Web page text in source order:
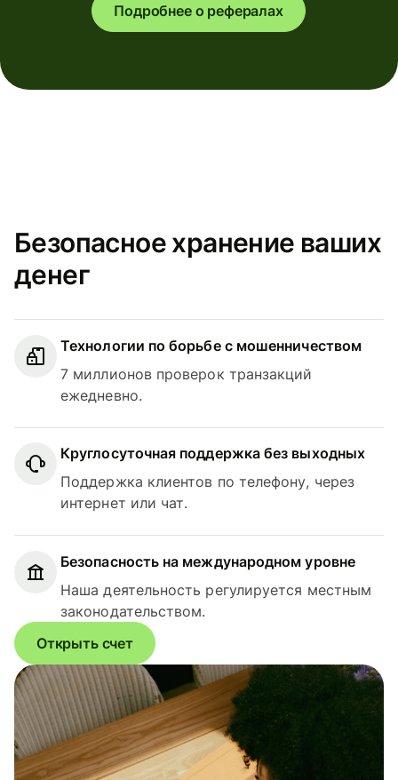
Подробнее о рефералах
Безопасное хранение ваших
денег
Технологии по борьбе с мошенничеством
7 миллионов проверок транзакций
ежедневно.
Круглосуточная поддержка без выходных
Поддержка клиентов по телефону, через
интернет или чат.
Безопасность на международном уровне
Наша деятельность регулируется местным
законодательством.
Открыть счет